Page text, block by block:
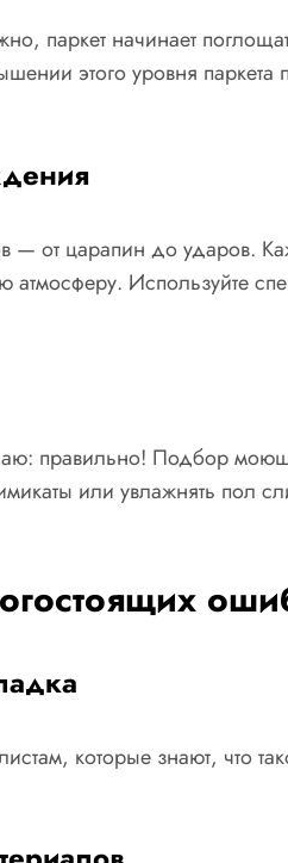
паркет начинает
этого уровня паркета
— от царапин до ударов.
атмосферу. Используйте
правильно! Подбор
или увлажнять пол
которые знают, что